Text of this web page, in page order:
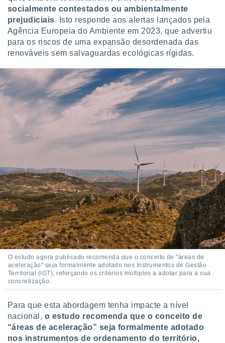
socialmente contestados ou ambientalmente
prejudiciais. Isto responde aos alertas lançados pela
Agência Europeia do Ambiente em 2023, que advertiu
para os riscos de uma expansão desordenada das
renováveis sem salvaguardas ecológicas rígidas.
O estudo agora publicado recomenda que o conceito de "áreas de
aceleração" seja formalmente adotado nos Instrumentos de Gestão
Territorial (IGT), reforçando os critérios múltiplos a adotar para a sua
concretização.
Para que esta abordagem tenha impacte a nível
nacional, o estudo recomenda que o conceito de
“áreas de aceleração” seja formalmente adotado
nos instrumentos de ordenamento do território,